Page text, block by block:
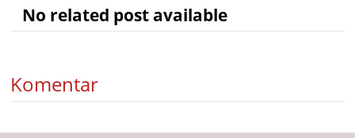
No related post available
Komentar